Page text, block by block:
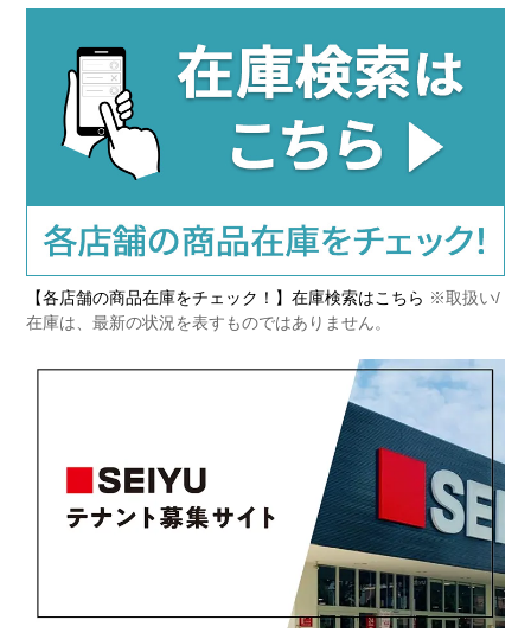
【各店舗の商品在庫をチェック！】在庫検索はこちら ※取扱い/
在庫は、最新の状況を表すものではありません。